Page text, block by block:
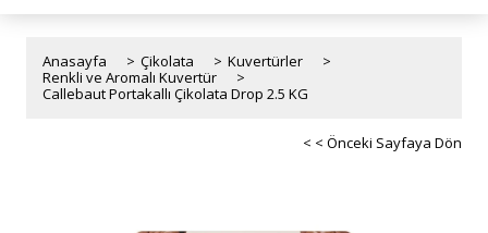
Anasayfa > Çikolata > Kuvertürler
>
Renkli ve Aromalı Kuvertür
>
Callebaut Portakallı Çikolata Drop 2.5 KG
< < Önceki Sayfaya Dön